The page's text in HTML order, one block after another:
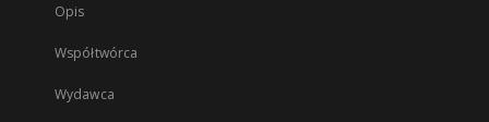
Opis
Współtwórca
Wydawca